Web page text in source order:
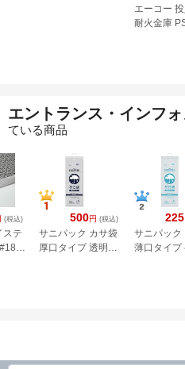
エーコー
耐火金庫
エントランス・インフ
ている商品
500円 (税込)
サニパック カサ袋
厚口タイプ 透明
225
サニパック
薄口タイプ
(税込)
ステ